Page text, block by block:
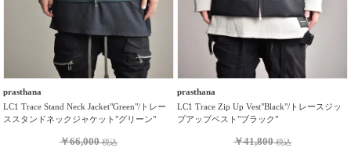
prasthana
LC1 Trace Stand Neck Jacket"Green"/トレー
ススタンドネックジャケット"グリーン"
￥66,000税込
prasthana
LC1 Trace Zip Up Vest"Black"/トレースジッ
プアップベスト"ブラック"
￥41,800税込